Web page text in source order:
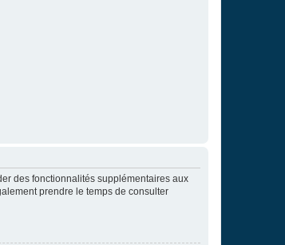
des fonctionnalités supplémentaires aux
prendre le temps de consulter